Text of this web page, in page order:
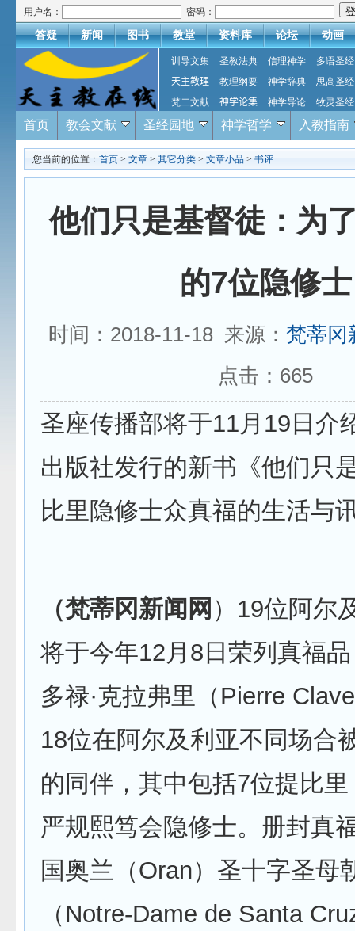
用户名： 密码：
答疑 新闻 图书 教堂 资料库 论坛 动画
训导文集 圣教法典 信理神学
多语圣经
天主教理
教理纲要 神学辞典
思高圣经
梵二文献
神学论集 神学导论 牧灵圣经
首页 教会文献 圣经园地 神学哲学 入教指南
您当前的位置： 首页 > 文章 > 其它分类 > 文章小品 > 书评
他们只是基督徒：为
的7位隐修士
时间：2018-11-18 来源： 梵蒂冈
点击： 665
圣座传播部将于11月19日介
出版社发行的新书《他们只
比里隐修士众真福的生活与
（梵蒂冈新闻网 ）19位阿尔
将于今年12月8日荣列真福
多禄·克拉弗里（Pierre
18位在阿尔及利亚不同场合
的同伴，其中包括7位提比
严规熙笃会隐修士。册封真
国奥兰（Oran）圣十字圣母
（Notre-Dame de Santa